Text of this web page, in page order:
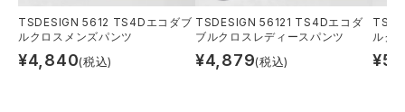
TSDESIGN 5612 TS4Dエコダブ
ルクロスメンズパンツ
¥4,840(税込)
TSDESIGN 56121 TS4Dエコダ
ブルクロスレディースパンツ
¥4,879(税込)
ルク
¥